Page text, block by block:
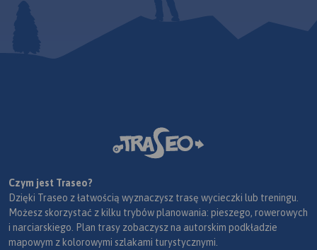
Czym jest Traseo?
Dzięki Traseo z łatwością wyznaczysz trasę wycieczki lub treningu.
Możesz skorzystać z kilku trybów planowania: pieszego, rowerowych
i narciarskiego. Plan trasy zobaczysz na autorskim podkładzie
mapowym z kolorowymi szlakami turystycznymi.